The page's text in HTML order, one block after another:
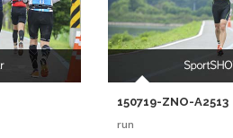
150719-ZNO-A2513
run